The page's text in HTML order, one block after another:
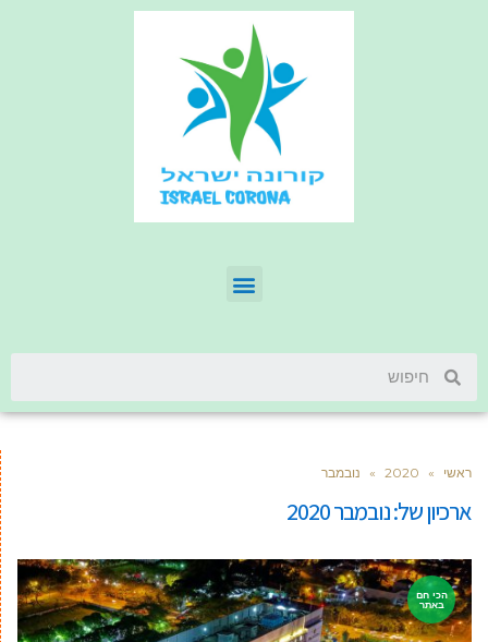
ראשי »
2020
» נובמבר
ארכיון של:נובמבר 2020
הכי חם
באתר